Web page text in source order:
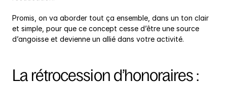
Promis, on va aborder tout ça ensemble, dans un ton clair
et simple, pour que ce concept cesse d’être une source
d’angoisse et devienne un allié dans votre activité.
La rétrocession d’honoraires :